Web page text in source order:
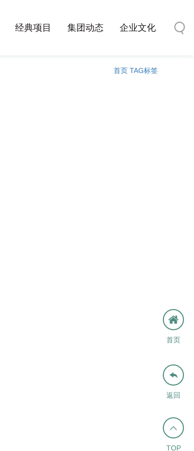
经典项目 集团动态 企业文化
首页 TAG标签
首页

TOP

返回